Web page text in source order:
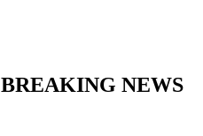
BREAKING NEWS